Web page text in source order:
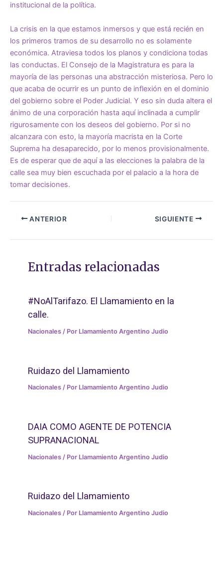
institucional de la política.
La crisis en la que estamos inmersos y que está recién en
los primeros tramos de su desarrollo no es solamente
económica. Atraviesa todos los planos y condiciona todas
las conductas. El Consejo de la Magistratura es para la
mayoría de las personas una abstracción misteriosa. Pero lo
que acaba de ocurrir es un punto de inflexión en el dominio
del gobierno sobre el Poder Judicial. Y eso sin duda altera el
ánimo de una corporación hasta aquí inclinada a cumplir
rigurosamente con los deseos del gobierno. Por si no
alcanzara con esto, la mayoría macrista en la Corte
Suprema ha desaparecido, por lo menos provisionalmente.
Es de esperar que de aquí a las elecciones la palabra de la
calle sea muy bien escuchada por el palacio a la hora de
tomar decisiones.
ANTERIOR SIGUIENTE
Entradas relacionadas
#NoAlTarifazo. El Llamamiento en la
calle.
Nacionales / Por Llamamiento Argentino Judio
Ruidazo del Llamamiento
Nacionales / Por Llamamiento Argentino Judio
DAIA COMO AGENTE DE POTENCIA
SUPRANACIONAL
Nacionales / Por Llamamiento Argentino Judio
Ruidazo del Llamamiento
Nacionales / Por Llamamiento Argentino Judio